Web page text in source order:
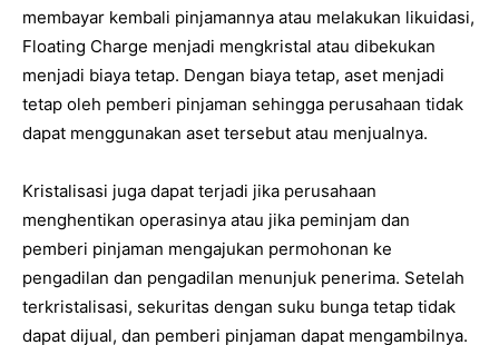
membayar kembali pinjamannya atau melakukan likuidasi,
Floating Charge menjadi mengkristal atau dibekukan
menjadi biaya tetap. Dengan biaya tetap, aset menjadi
tetap oleh pemberi pinjaman sehingga perusahaan tidak
dapat menggunakan aset tersebut atau menjualnya.
Kristalisasi juga dapat terjadi jika perusahaan
menghentikan operasinya atau jika peminjam dan
pemberi pinjaman mengajukan permohonan ke
pengadilan dan pengadilan menunjuk penerima. Setelah
terkristalisasi, sekuritas dengan suku bunga tetap tidak
dapat dijual, dan pemberi pinjaman dapat mengambilnya.